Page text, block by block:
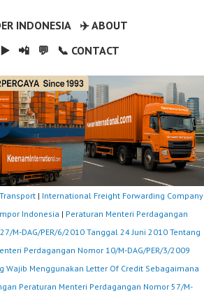
INDONESIA
✈️ ABOUT
▶️ 📲 💬 📞 CONTACT
| International Freight Forwarding Company
Indonesia | Peraturan Menteri Perdagangan
M-DAG/PER/6/2010 Tanggal 24 Juni 2010 Tentang
Perdagangan Nomor 10/M-DAG/PER/3/2009
Wajib Menggunakan Letter Of Credit Sebagaimana
Peraturan Menteri Perdagangan Nomor 57/M-